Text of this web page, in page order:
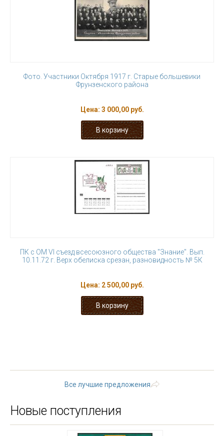
Фото. Участники Октября 1917 г. Старые большевики
Фрунзенского района
Цена: 3 000,00 руб.
ПК с ОМ VI съезд всесоюзного общества "Знание". Вып.
10.11.72 г. Верх обелиска срезан, разновидность № 5К
Цена: 2 500,00 руб.
Все лучшие предложения
Новые поступления